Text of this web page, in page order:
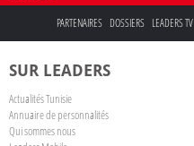
PARTENAIRES DOSSIERS LEADERS TV
SUR LEADERS
Actualités Tunisie
Annuaire de personnalités
Qui sommes nous